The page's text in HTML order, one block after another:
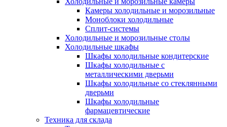
Камеры холодильные и морозильные
Моноблоки холодильные
Сплит-системы
Холодильные и морозильные столы
Холодильные шкафы
Шкафы холодильные кондитерские
Шкафы холодильные с
металлическими дверьми
Шкафы холодильные со стеклянными
дверьми
Шкафы холодильные
фармацевтические
Техника для склада